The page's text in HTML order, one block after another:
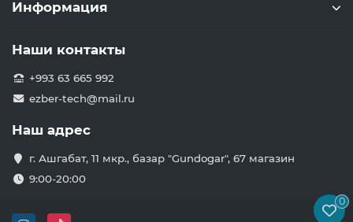
Информация
Наши контакты
+993 63 665 992
ezber-tech@mail.ru
Наш адрес
г. Ашгабат, 11 мкр., базар "Gundogar", 67 магазин
9:00-20:00
0